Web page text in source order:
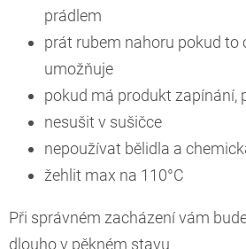
prádlem
prát rubem nahoru pokud to
umožňuje
pokud má produkt zapínání,
nesušit v sušičce
nepoužívat bělidla a
žehlit max na 110°C
Při správném zacházení vám
dlouho v pěkném stavu